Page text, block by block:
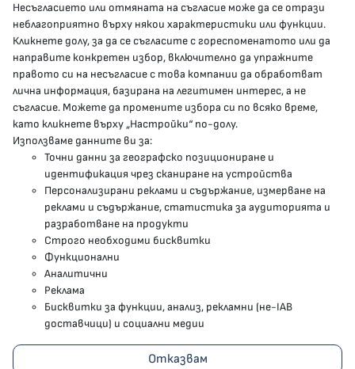
presscenter@mh.government.bg
МЗ В СОЦИАЛНИТЕ МРЕЖИ
Facebook страница
Instragram профил
YouTube канал
Threads профил
Карта на сайта
Бисквитки
Условия за използване
Поверителност
Несъгласието или отмяната на съгласие може да се отрази
неблагоприятно върху някои характеристики или функции.
Кликнете долу, за да се съгласите с гореспоменатото или да
направите конкретен избор, включително да упражните
правото си на несъгласие с това компании да обработват
лична информация, базирана на легитимен интерес, а не
съгласие. Можете да промените избора си по всяко време,
като кликнете върху „Настройки“ по-долу.
Използваме данните ви за:
Точни данни за географско позициониране и
идентификация чрез сканиране на устройства
Персонализирани реклами и съдържание, измерване на
реклами и съдържание, статистика за аудиторията и
разработване на продукти
Строго необходими бисквитки
Функционални
Аналитични
Реклама
Бисквитки за функции, анализ, рекламни (не-IAB
доставчици) и социални медии
Отказвам